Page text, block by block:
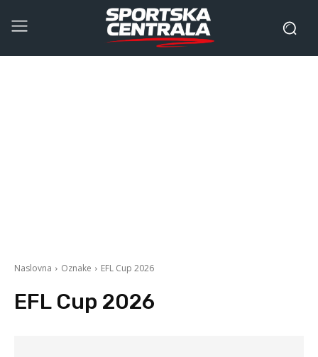
Naslovna Oznake EFL Cup 2026
EFL Cup 2026